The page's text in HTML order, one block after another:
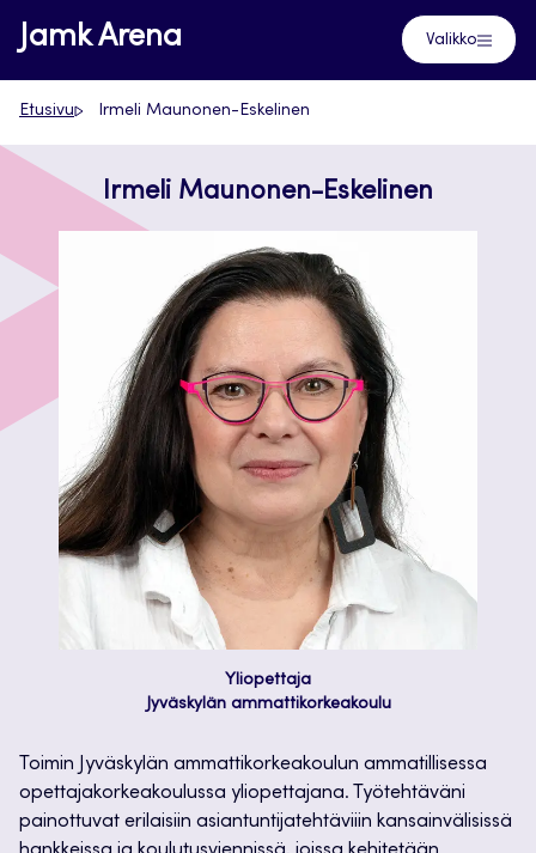
Siirry
suoraan
sisältöön
Jamk Arena Valikko
Etusivu Irmeli Maunonen-Eskelinen
Irmeli Maunonen-Eskelinen
Yliopettaja
Jyväskylän ammattikorkeakoulu
Toimin Jyväskylän ammattikorkeakoulun ammatillisessa
opettajakorkeakoulussa yliopettajana. Työtehtäväni
painottuvat erilaisiin asiantuntijatehtäviiin kansainvälisissä